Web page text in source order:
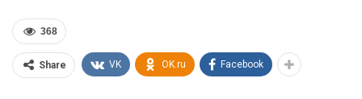
368
Share VK OK.ru Facebook